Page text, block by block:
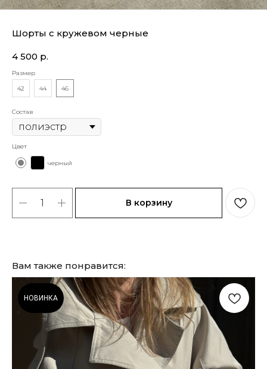
Шорты с кружевом черные
4 500 р.
Размер
42
44 46
Состав
Цвет
черный
В корзину
Вам также понравится:
НОВИНКА